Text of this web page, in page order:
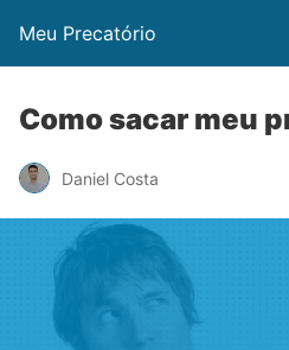
Meu Precatório
Como sacar meu
Daniel Costa